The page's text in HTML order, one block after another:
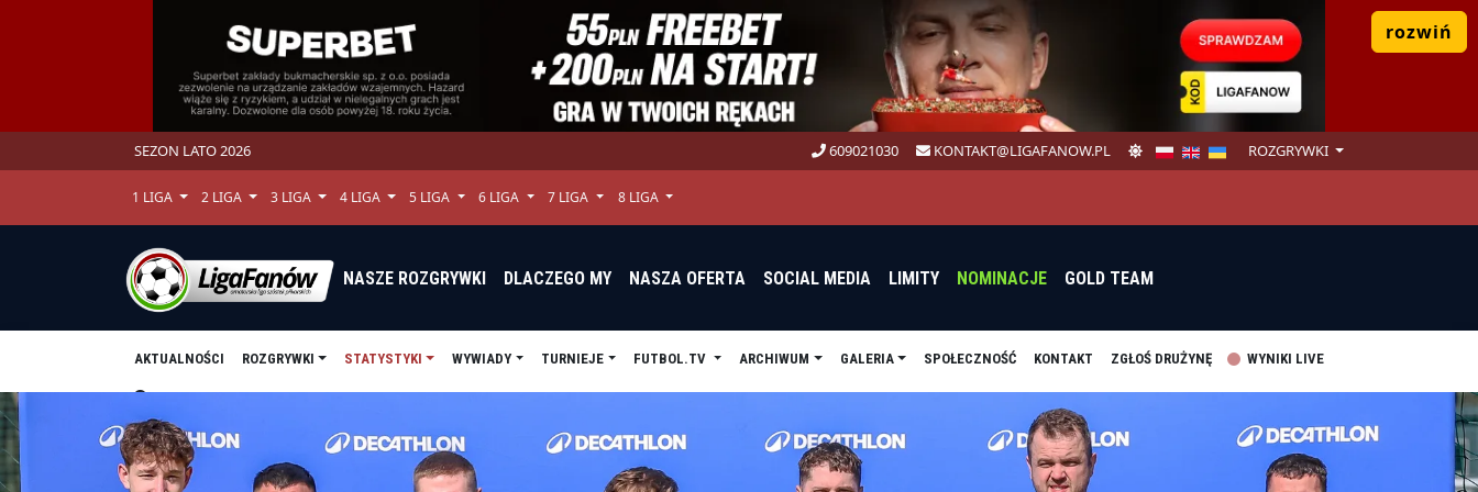
rozwiń
SEZON LATO 2026 609021030 KONTAKT@LIGAFANOW.PL ROZGRYWKI
1 LIGA 2 LIGA 3 LIGA 4 LIGA 5 LIGA 6 LIGA 7 LIGA 8 LIGA
NASZE ROZGRYWKI DLACZEGO MY NASZA OFERTA SOCIAL MEDIA LIMITY NOMINACJE GOLD TEAM
AKTUALNOŚCI ROZGRYWKI STATYSTYKI WYWIADY TURNIEJE FUTBOL.TV ARCHIWUM GALERIA SPOŁECZNOŚĆ KONTAKT ZGŁOŚ DRUŻYNĘ WYNIKI LIVE